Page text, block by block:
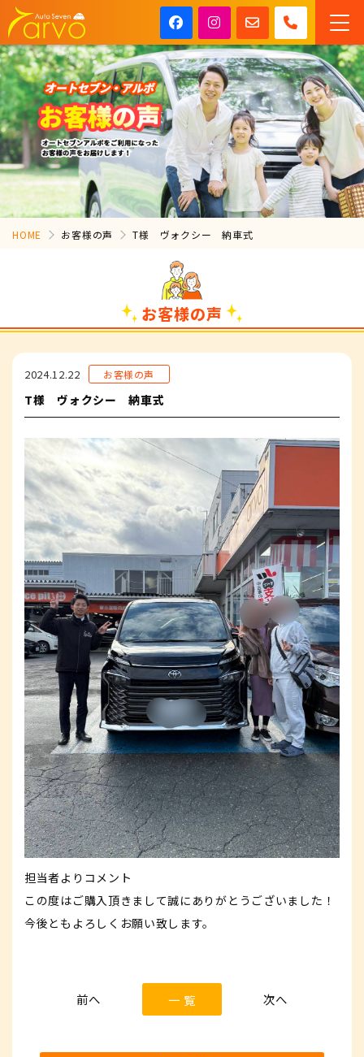
HOME お客様の声 T様 ヴォクシー 納車式
お客様の声
2024.12.22 お客様の声
T様 ヴォクシー 納車式
担当者よりコメント
この度はご購入頂きまして誠にありがとうございました！
今後ともよろしくお願い致します。
一 覧